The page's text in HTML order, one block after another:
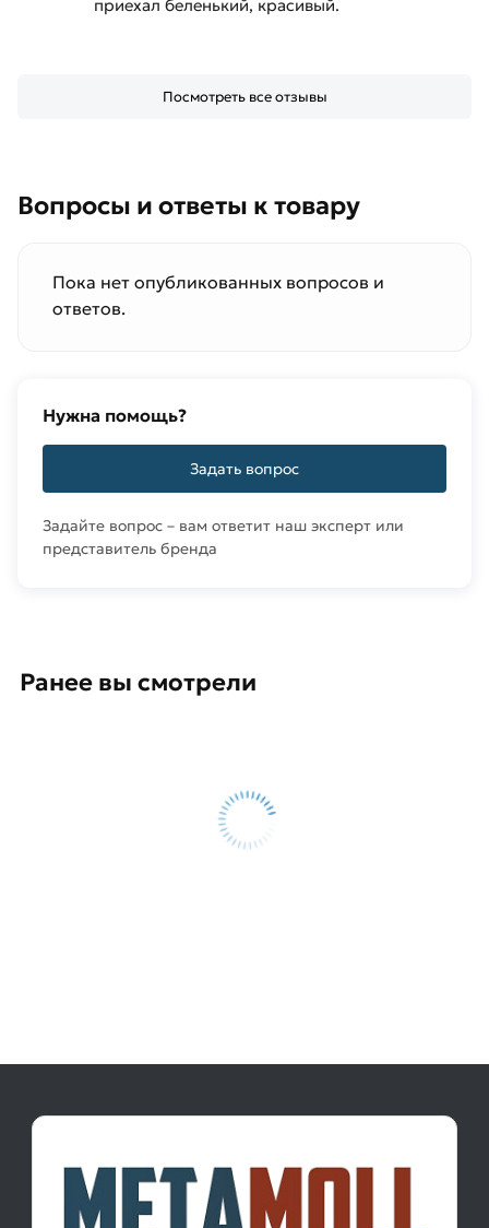
приехал беленький, красивый.
Посмотреть все отзывы
Вопросы и ответы к товару
Пока нет опубликованных вопросов и
ответов.
Нужна помощь?
Задать вопрос
Задайте вопрос – вам ответит наш эксперт или
представитель бренда
Ранее вы смотрели